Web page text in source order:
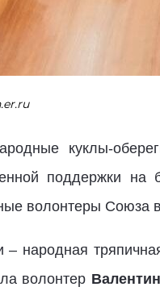
куклы-
поддержки
волонтеры Союза
– народная
волонтер